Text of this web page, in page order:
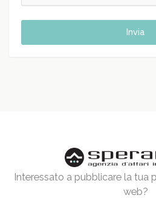
Invia
Interessato a pubblicare la tua
web?